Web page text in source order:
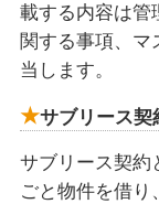
載する内容は管
関する事項、マ
当します。
サブリース契
サブリース契約
ごと物件を借り